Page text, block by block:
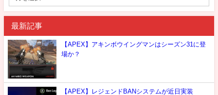
最新記事
【APEX】アキンボウイングマンはシーズン31に登
場か？
【APEX】レジェンドBANシステムが近日実装